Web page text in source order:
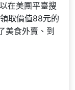
在美團平臺搜
領取價值88元的
美食外賣、到